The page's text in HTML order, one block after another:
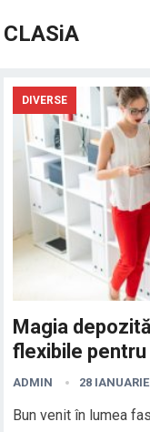
CLASiA
DIVERSE
Magia
flexibile
ADMIN 28
Bun venit în lumea